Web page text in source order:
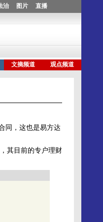
同，这也是易方达
其目前的专户理财